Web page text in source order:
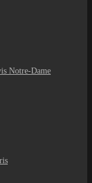
Notre-Dame